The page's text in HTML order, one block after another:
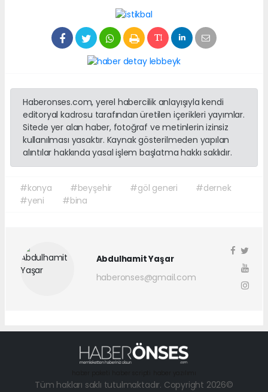
Haberonses.com, yerel habercilik anlayışıyla kendi
editoryal kadrosu tarafından üretilen içerikleri yayımlar.
Sitede yer alan haber, fotoğraf ve metinlerin izinsiz
kullanılması yasaktır. Kaynak gösterilmeden yapılan
alıntılar hakkında yasal işlem başlatma hakkı saklıdır.
#konya #beyşehir #göl generi
#dernek
#yeni
#bina
Abdulhamit Yaşar
haberonses@gmail.com
Tüm hakları saklı tutulmaktadır. Copyright 2026©